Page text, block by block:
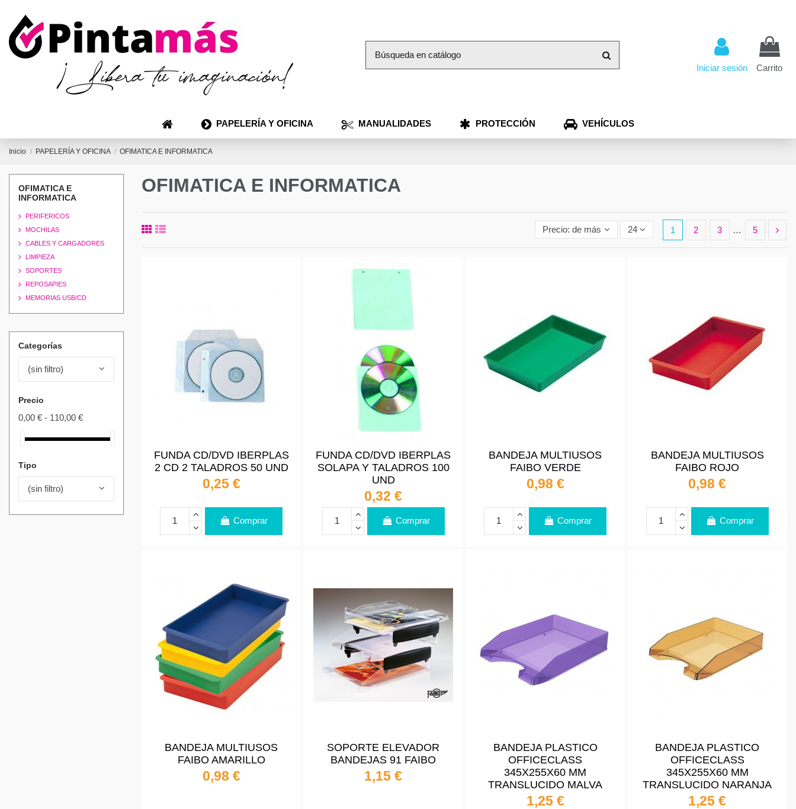
Iniciar sesión Carrito
PAPELERÍA Y OFICINA MANUALIDADES PROTECCIÓN VEHÍCULOS
Inicio PAPELERÍA Y OFICINA OFIMATICA E INFORMATICA
OFIMATICA E INFORMATICA
Precio: de más bajo a más alto
24 1 2 3 … 5
FUNDA CD/DVD IBERPLAS
2 CD 2 TALADROS 50 UND
0,25 €
Comprar
FUNDA CD/DVD IBERPLAS
SOLAPA Y TALADROS 100
UND
0,32 €
Comprar
BANDEJA MULTIUSOS
FAIBO VERDE
0,98 €
Comprar
BANDEJA MULTIUSOS
FAIBO ROJO
0,98 €
Comprar
BANDEJA MULTIUSOS
FAIBO AMARILLO
0,98 €
SOPORTE ELEVADOR
BANDEJAS 91 FAIBO
1,15 €
BANDEJA PLASTICO
OFFICECLASS
345X255X60 MM
TRANSLUCIDO MALVA
1,25 €
BANDEJA PLASTICO
OFFICECLASS
345X255X60 MM
TRANSLUCIDO NARANJA
1,25 €
OFIMATICA E
INFORMATICA
PERIFERICOS
MOCHILAS
CABLES Y CARGADORES
LIMPIEZA
SOPORTES
REPOSAPIES
MEMORIAS USB/CD
Categorías
(sin filtro)
Precio
0,00 € - 110,00 €
Tipo
(sin filtro)